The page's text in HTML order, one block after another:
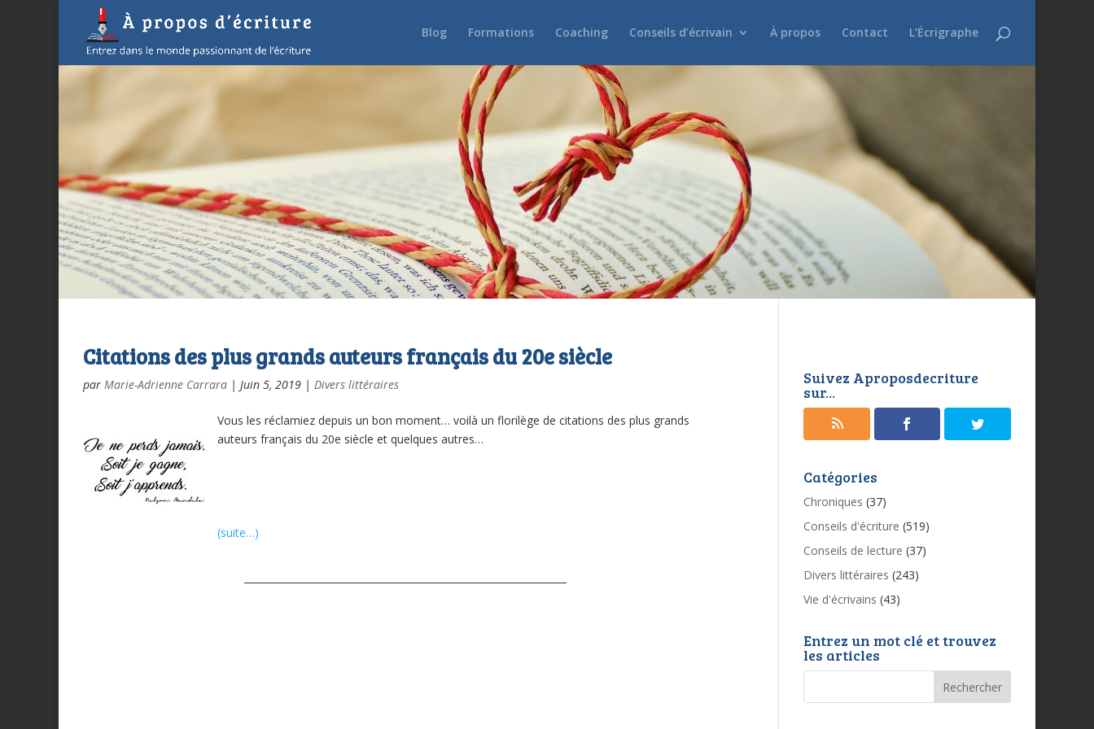
Blog Formations Coaching Conseils d’écrivain À propos Contact L’Écrigraphe
Citations des plus grands auteurs français du 20e siècle
par Marie-Adrienne Carrara | Juin 5, 2019 | Divers littéraires
Vous les réclamiez depuis un bon moment… voilà un florilège de citations des plus grands
auteurs français du 20e siècle et quelques autres…
(suite…)
Suivez Aproposdecriture
sur...
Catégories
Chroniques (37)
Conseils d'écriture (519)
Conseils de lecture (37)
Divers littéraires (243)
Vie d'écrivains (43)
Entrez un mot clé et trouvez
les articles